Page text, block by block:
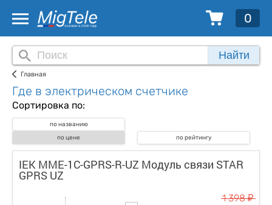
0
Найти
Главная
Где в электрическом счетчике
Сортировка по:
по названию
по цене
по рейтингу
IEK MME-1C-GPRS-R-UZ Модуль связи STAR
GPRS UZ
1 398у